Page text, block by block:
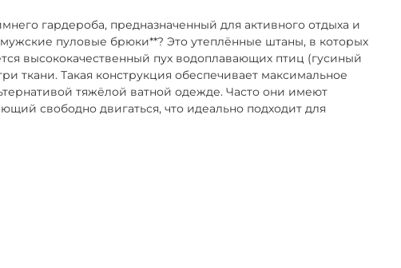
гардероба, предназначенный для активного отдыха и
пуловые брюки**? Это утеплённые штаны, в которых
высококачественный пух водоплавающих птиц (гусиный
ткани. Такая конструкция обеспечивает максимальное
тяжёлой ватной одежде. Часто они имеют
свободно двигаться, что идеально подходит для